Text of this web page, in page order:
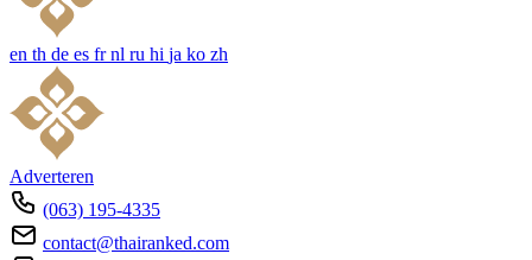
en th de es fr nl ru hi ja ko zh
Adverteren
(063) 195-4335
contact@thairanked.com